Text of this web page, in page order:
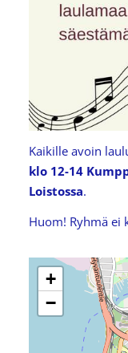
Kaikille avoin
klo 12-14
Loistossa.
Huom! Ryhmä ei
+
−